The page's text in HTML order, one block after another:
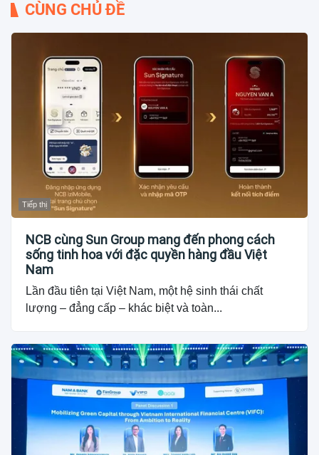
CÙNG CHỦ ĐỀ
Tiếp thị
NCB cùng Sun Group mang đến phong cách
sống tinh hoa với đặc quyền hàng đầu Việt
Nam
Lần đầu tiên tại Việt Nam, một hệ sinh thái chất
lượng – đẳng cấp – khác biệt và toàn...